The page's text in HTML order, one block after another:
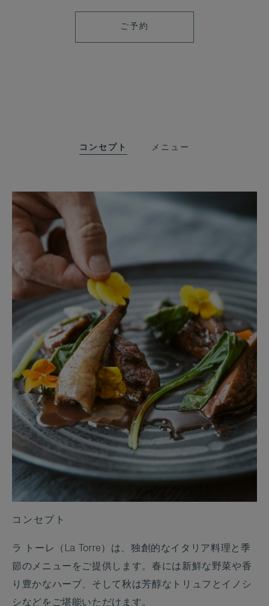
ご
予
ご予約
コンセプト メニュー
コンセプト
ラ トーレ（La Torre）は、独創的なイタリア料理と季
節のメニューをご提供します。春には新鮮な野菜や香
り豊かなハーブ、そして秋は芳醇なトリュフとイノシ
シなどをご堪能いただけます。